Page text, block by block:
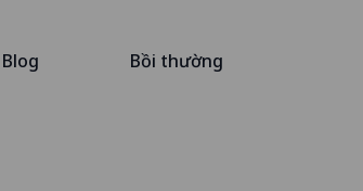
Blog Bồi thường